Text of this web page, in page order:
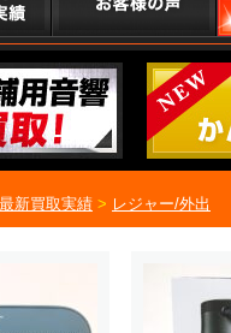
新買取実績 > レジャー/外出